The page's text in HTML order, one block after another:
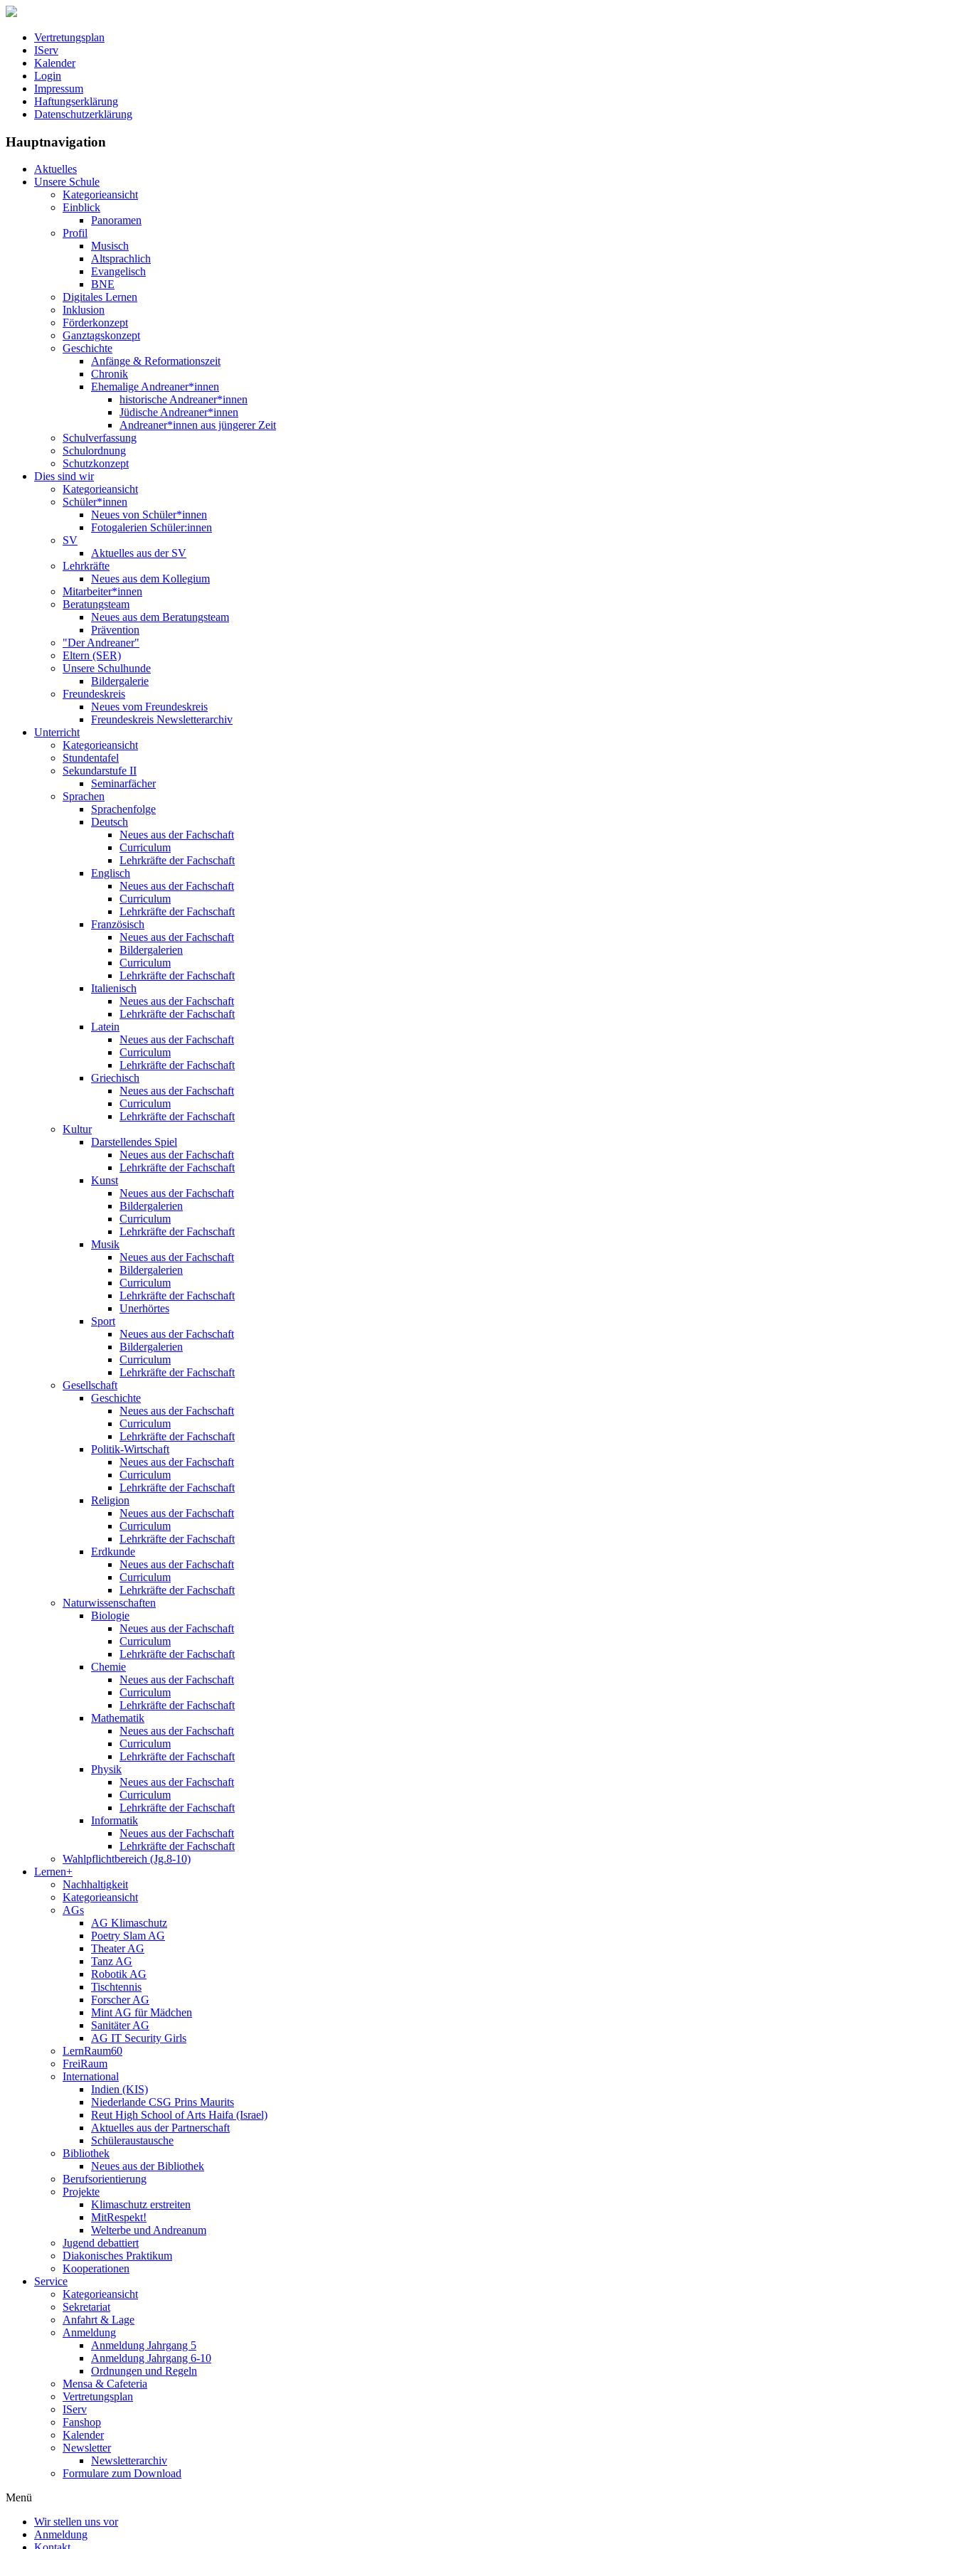
Vertretungsplan
IServ
Kalender
Login
Impressum
Haftungserklärung
Datenschutzerklärung
Hauptnavigation
Aktuelles
Unsere Schule
Kategorieansicht
Einblick
Panoramen
Profil
Musisch
Altsprachlich
Evangelisch
BNE
Digitales Lernen
Inklusion
Förderkonzept
Ganztagskonzept
Geschichte
Anfänge & Reformationszeit
Chronik
Ehemalige Andreaner*innen
historische Andreaner*innen
Jüdische Andreaner*innen
Andreaner*innen aus jüngerer Zeit
Schulverfassung
Schulordnung
Schutzkonzept
Dies sind wir
Kategorieansicht
Schüler*innen
Neues von Schüler*innen
Fotogalerien Schüler:innen
SV
Aktuelles aus der SV
Lehrkräfte
Neues aus dem Kollegium
Mitarbeiter*innen
Beratungsteam
Neues aus dem Beratungsteam
Prävention
"Der Andreaner"
Eltern (SER)
Unsere Schulhunde
Bildergalerie
Freundeskreis
Neues vom Freundeskreis
Freundeskreis Newsletterarchiv
Unterricht
Kategorieansicht
Stundentafel
Sekundarstufe II
Seminarfächer
Sprachen
Sprachenfolge
Deutsch
Neues aus der Fachschaft
Curriculum
Lehrkräfte der Fachschaft
Englisch
Neues aus der Fachschaft
Curriculum
Lehrkräfte der Fachschaft
Französisch
Neues aus der Fachschaft
Bildergalerien
Curriculum
Lehrkräfte der Fachschaft
Italienisch
Neues aus der Fachschaft
Lehrkräfte der Fachschaft
Latein
Neues aus der Fachschaft
Curriculum
Lehrkräfte der Fachschaft
Griechisch
Neues aus der Fachschaft
Curriculum
Lehrkräfte der Fachschaft
Kultur
Darstellendes Spiel
Neues aus der Fachschaft
Lehrkräfte der Fachschaft
Kunst
Neues aus der Fachschaft
Bildergalerien
Curriculum
Lehrkräfte der Fachschaft
Musik
Neues aus der Fachschaft
Bildergalerien
Curriculum
Lehrkräfte der Fachschaft
Unerhörtes
Sport
Neues aus der Fachschaft
Bildergalerien
Curriculum
Lehrkräfte der Fachschaft
Gesellschaft
Geschichte
Neues aus der Fachschaft
Curriculum
Lehrkräfte der Fachschaft
Politik-Wirtschaft
Neues aus der Fachschaft
Curriculum
Lehrkräfte der Fachschaft
Religion
Neues aus der Fachschaft
Curriculum
Lehrkräfte der Fachschaft
Erdkunde
Neues aus der Fachschaft
Curriculum
Lehrkräfte der Fachschaft
Naturwissenschaften
Biologie
Neues aus der Fachschaft
Curriculum
Lehrkräfte der Fachschaft
Chemie
Neues aus der Fachschaft
Curriculum
Lehrkräfte der Fachschaft
Mathematik
Neues aus der Fachschaft
Curriculum
Lehrkräfte der Fachschaft
Physik
Neues aus der Fachschaft
Curriculum
Lehrkräfte der Fachschaft
Informatik
Neues aus der Fachschaft
Lehrkräfte der Fachschaft
Wahlpflichtbereich (Jg.8-10)
Lernen+
Nachhaltigkeit
Kategorieansicht
AGs
AG Klimaschutz
Poetry Slam AG
Theater AG
Tanz AG
Robotik AG
Tischtennis
Forscher AG
Mint AG für Mädchen
Sanitäter AG
AG IT Security Girls
LernRaum60
FreiRaum
International
Indien (KIS)
Niederlande CSG Prins Maurits
Reut High School of Arts Haifa (Israel)
Aktuelles aus der Partnerschaft
Schüleraustausche
Bibliothek
Neues aus der Bibliothek
Berufsorientierung
Projekte
Klimaschutz erstreiten
MitRespekt!
Welterbe und Andreanum
Jugend debattiert
Diakonisches Praktikum
Kooperationen
Service
Kategorieansicht
Sekretariat
Anfahrt & Lage
Anmeldung
Anmeldung Jahrgang 5
Anmeldung Jahrgang 6-10
Ordnungen und Regeln
Mensa & Cafeteria
Vertretungsplan
IServ
Fanshop
Kalender
Newsletter
Newsletterarchiv
Formulare zum Download
Menü
Wir stellen uns vor
Anmeldung